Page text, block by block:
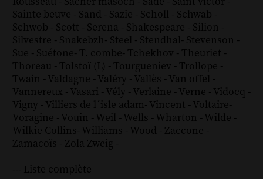
Sainte beuve - Sand - Sazie - Scholl - Schwab -
Schwob - Scott - Serena - Shakespeare - Silion -
Silvestre - Snakebzh- Steel - Stendhal- Stevenson -
Sue - Suétone- T. combe- Tchekhov - Theuriet -
Thoreau - Tolstoï (L) - Tourgueniev - Trollope -
Twain - Valdagne - Valéry - Vallès - Van offel -
Vannereux - Vasari - Vély - Verlaine - Verne - Vidocq -
Vigny - Villiers de l´isle adam- Vincent - Voltaire-
Voragine - Vouin - Weil - Wells - Wharton - Wilde -
Wilkie Collins- Williams - Wood - Zaccone -
Zamacoïs - Zola Zweig -
--- Liste complète